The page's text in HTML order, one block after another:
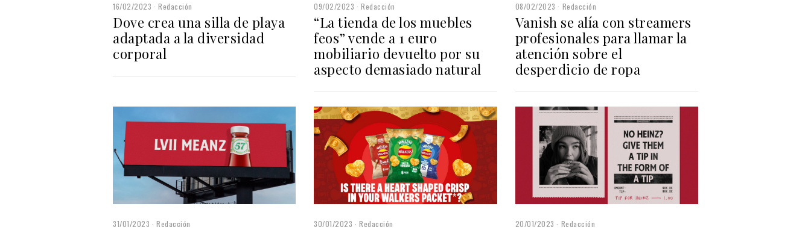
16/02/2023 Redacción
Dove crea una silla de playa
adaptada a la diversidad
corporal
09/02/2023 Redacción
“La tienda de los muebles
feos” vende a 1 euro
mobiliario devuelto por su
aspecto demasiado natural
08/02/2023 Redacción
Vanish se alía con streamers
profesionales para llamar la
atención sobre el
desperdicio de ropa
31/01/2023 Redacción 30/01/2023 Redacción 20/01/2023 Redacción